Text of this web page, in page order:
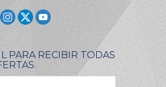
PARA RECIBIR TODAS